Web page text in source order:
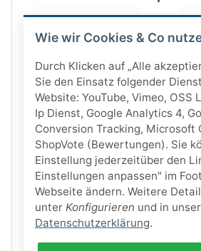
Wie wir Cookies & Co
Durch Klicken auf „Alle
Sie den Einsatz folgender
Website: YouTube, Vimeo, OSS
Ip Dienst, Google Analytics 4,
Conversion Tracking, Microsoft
ShopVote (Bewertungen). Sie
Einstellung jederzeitüber den
Einstellungen anpassen" im
Webseite ändern. Weitere
unter Konfigurieren und in
Datenschutzerklärung.